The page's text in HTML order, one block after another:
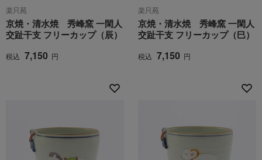
楽只苑
京焼・清水焼 秀峰窯 一閑人
交趾干支 フリーカップ（辰）
税込 7,150 円
楽只苑
京焼・清水焼 秀峰窯 一閑人
交趾干支 フリーカップ（巳）
税込 7,150 円